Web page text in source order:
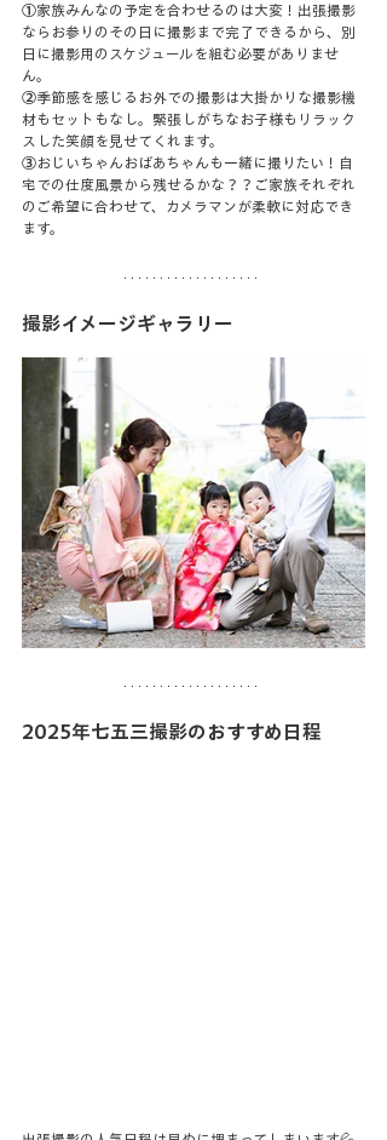
①家族みんなの予定を合わせるのは大変！出張撮影
ならお参りのその日に撮影まで完了できるから、別
日に撮影用のスケジュールを組む必要がありませ
ん。
②季節感を感じるお外での撮影は大掛かりな撮影機
材もセットもなし。緊張しがちなお子様もリラック
スした笑顔を見せてくれます。
③おじいちゃんおばあちゃんも一緒に撮りたい！自
宅での仕度風景から残せるかな？？ご家族それぞれ
のご希望に合わせて、カメラマンが柔軟に対応でき
ます。
撮影イメージギャラリー
2025年七五三撮影のおすすめ日程